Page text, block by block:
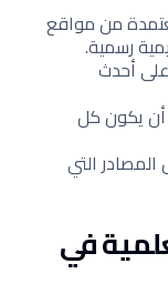
من مواقع
رسمية.
أحدث
يكون كل
التي
في